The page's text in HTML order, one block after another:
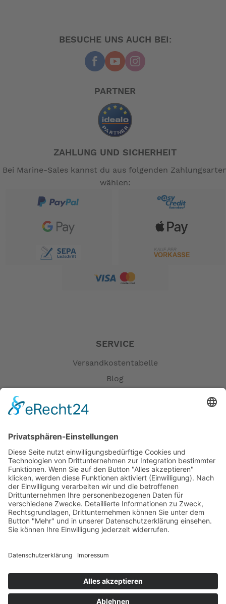
BESUCHE UNS AUCH BEI:
PARTNER
ZAHLUNG UND SICHERHEIT
Bei Marine-Sales kannst du aus folgenden
wählen:
SERVICE
Versandkostentabelle
Blog
Öffnungszeiten
Versandpartner
Verfügbarkeiten
Zahlung und Versand
Datenschutz
Fernabsatz
Widerrufsrecht MS
Widerrufsrecht bei Reparatur
Kontakt
Garantiefall